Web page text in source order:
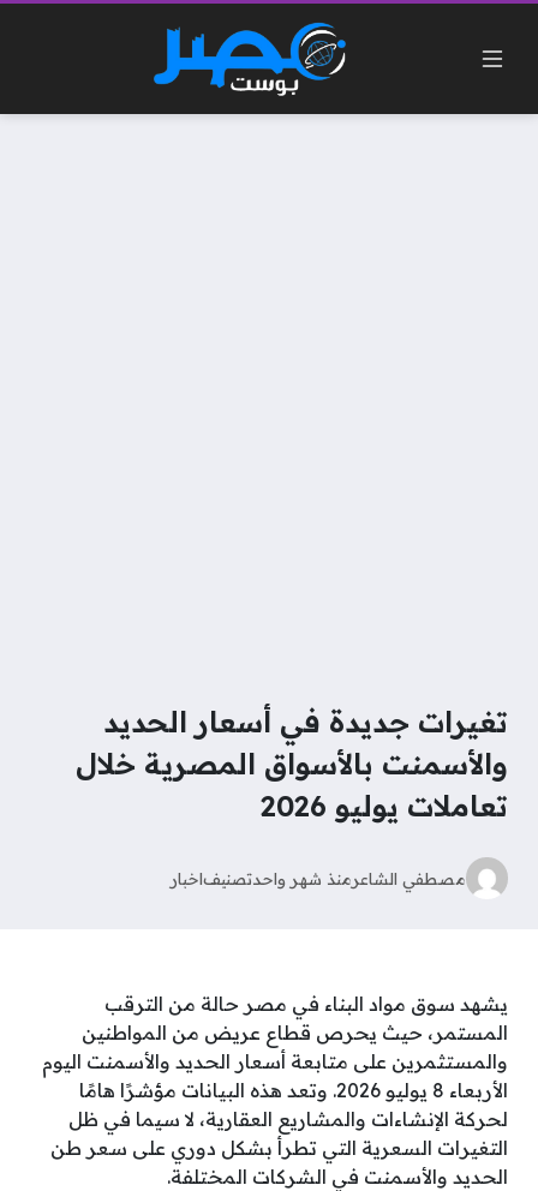
تغيرات جديدة في أسعار الحديد
والأسمنت بالأسواق المصرية خلال
تعاملات يوليو 2026
مصطفي الشاعرمنذ شهر واحدتصنيفاخبار
يشهد سوق مواد البناء في مصر حالة من الترقب
المستمر، حيث يحرص قطاع عريض من المواطنين
والمستثمرين على متابعة أسعار الحديد والأسمنت اليوم
الأربعاء 8 يوليو 2026. وتعد هذه البيانات مؤشرًا هامًا
لحركة الإنشاءات والمشاريع العقارية، لا سيما في ظل
التغيرات السعرية التي تطرأ بشكل دوري على سعر طن
الحديد والأسمنت في الشركات المختلفة.